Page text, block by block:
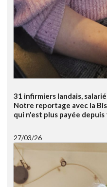
31 infirmiers landais,
Notre reportage avec la
qui n'est plus payée
27/03/26